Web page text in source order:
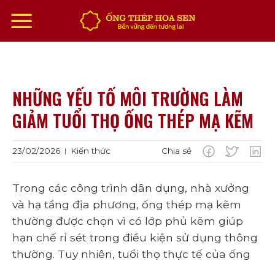
đến
nội
dung
NHỮNG YẾU TỐ MÔI TRƯỜNG LÀM
GIẢM TUỔI THỌ ỐNG THÉP MẠ KẼM
23/02/2026 | Kiến thức Chia sẻ
Trong các công trình dân dụng, nhà xưởng
và hạ tầng địa phương, ống thép mạ kẽm
thường được chọn vì có lớp phủ kẽm giúp
hạn chế rỉ sét trong điều kiện sử dụng thông
thường. Tuy nhiên, tuổi thọ thực tế của ống